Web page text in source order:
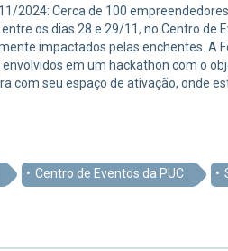
2024: Cerca de 100
os dias 28 e 29/11, no Centro
impactados pelas enchentes. A
em um hackathon com o
com seu espaço de ativação, onde
Centro de Eventos da PUC